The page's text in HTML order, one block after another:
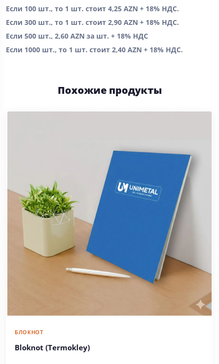
Если 100 шт., то 1 шт. стоит 4,25 AZN + 18% НДС.
Если 300 шт., то 1 шт. стоит 2,90 AZN + 18% НДС.
Если 500 шт., 2,60 AZN за шт. + 18% НДС
Если 1000 шт., то 1 шт. стоит 2,40 AZN + 18% НДС.
Похожие продукты
БЛОКНОТ
Bloknot (Termokley)